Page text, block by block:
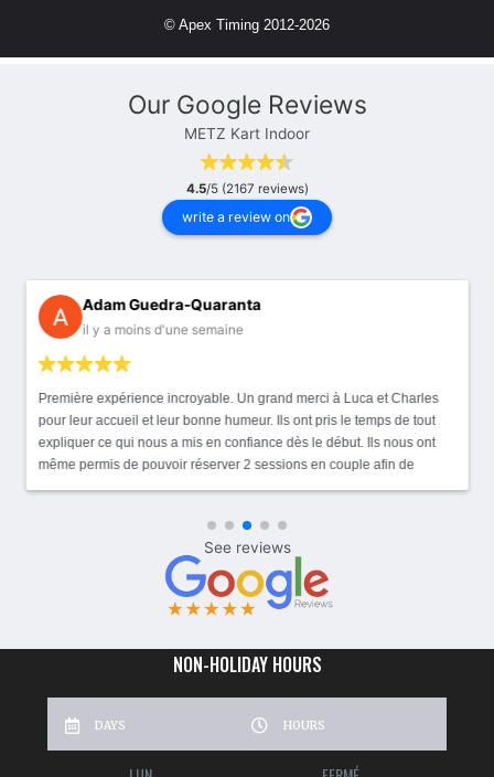
Our Google Reviews
METZ Kart Indoor
4.5/5 (2167 reviews)
write a review on
Adam Guedra-Quaranta
il y a moins d'une semaine
Première expérience incroyable. Un grand merci à Luca et Charles
pour leur accueil et leur bonne humeur. Ils ont pris le temps de tout
expliquer ce qui nous a mis en confiance dès le début. Ils nous ont
même permis de pouvoir réserver 2 sessions en couple afin de
NON-HOLIDAY HOURS
DAYS HOURS